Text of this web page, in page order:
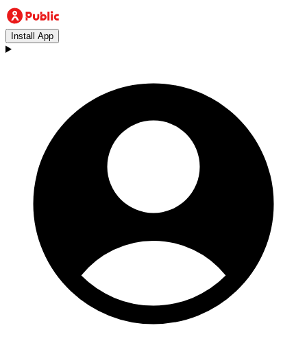
Install App